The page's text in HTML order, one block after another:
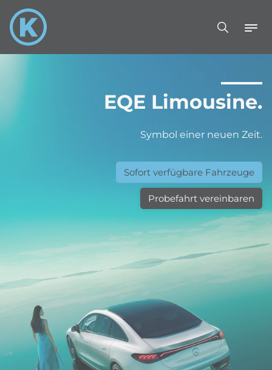
EQE Limousine.
Symbol einer neuen Zeit.
Sofort verfügbare Fahrzeuge
Probefahrt vereinbaren